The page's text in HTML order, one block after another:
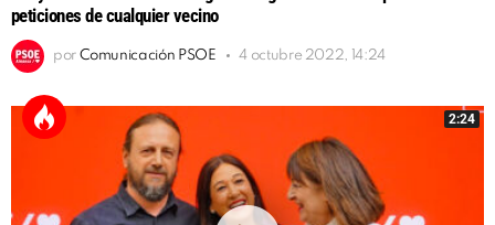
peticiones de cualquier vecino
por Comunicación PSOE 4 octubre 2022, 14:24
2:24